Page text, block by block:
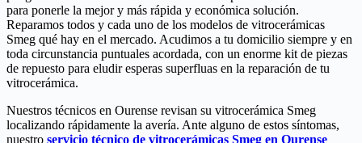
para ponerle la mejor y más rápida y económica solución.
Reparamos todos y cada uno de los modelos de vitrocerámicas
Smeg qué hay en el mercado. Acudimos a tu domicilio siempre y en
toda circunstancia puntuales acordada, con un enorme kit de piezas
de repuesto para eludir esperas superfluas en la reparación de tu
vitrocerámica.
Nuestros técnicos en Ourense revisan su vitrocerámica Smeg
localizando rápidamente la avería. Ante alguno de estos síntomas,
nuestro servicio técnico de vitrocerámicas Smeg en Ourense